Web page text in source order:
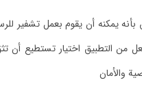
بأنه يمكنه أن يقوم بعمل تشفير
من التطبيق اختيار تستطيع أن
والأمان